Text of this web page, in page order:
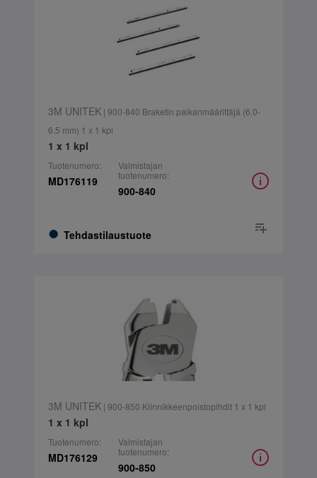
3M UNITEK| 900-840 Braketin paikanmäärittäjä (6.0-
6.5 mm) 1 x 1 kpl
1 x 1 kpl
Tuotenumero:
MD176119
Tehdastilaustuote
Valmistajan
tuotenumero:
900-840
3M UNITEK| 900-850 Kiinnikkeenpoistopihdit 1 x 1 kpl
1 x 1 kpl
Tuotenumero:
MD176129
Valmistajan
tuotenumero:
900-850